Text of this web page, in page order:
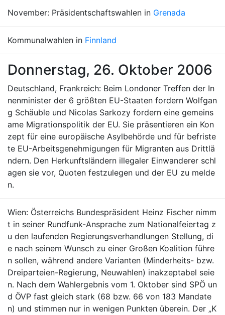
November: Präsidentschaftswahlen in Grenada
Kommunalwahlen in Finnland
Donnerstag, 26. Oktober 2006
Deutschland, Frankreich: Beim Londoner Treffen der In
nenminister der 6 größten EU-Staaten fordern Wolfgan
g Schäuble und Nicolas Sarkozy fordern eine gemeins
ame Migrationspolitik der EU. Sie präsentieren ein Kon
zept für eine europäische Asylbehörde und für befriste
te EU-Arbeitsgenehmigungen für Migranten aus Drittlä
ndern. Den Herkunftsländern illegaler Einwanderer schl
agen sie vor, Quoten festzulegen und der EU zu melde
n.
Wien: Österreichs Bundespräsident Heinz Fischer nimm
t in seiner Rundfunk-Ansprache zum Nationalfeiertag z
u den laufenden Regierungsverhandlungen Stellung, di
e nach seinem Wunsch zu einer Großen Koalition führe
n sollen, während andere Varianten (Minderheits- bzw.
Dreiparteien-Regierung, Neuwahlen) inakzeptabel seie
n. Nach dem Wahlergebnis vom 1. Oktober sind SPÖ un
d ÖVP fast gleich stark (68 bzw. 66 von 183 Mandate
n) und stimmen nur in wenigen Punkten überein. Der „K